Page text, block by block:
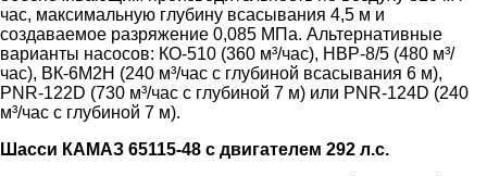
час, максимальную глубину всасывания 4,5 м и
создаваемое разряжение 0,085 МПа. Альтернативные
варианты насосов: КО-510 (360 м³/час), НВР-8/5 (480 м³/
час), ВК-6М2Н (240 м³/час с глубиной всасывания 6 м),
PNR-122D (730 м³/час с глубиной 7 м) или PNR-124D (240
м³/час с глубиной 7 м).
Шасси КАМАЗ 65115-48 с двигателем 292 л.с.